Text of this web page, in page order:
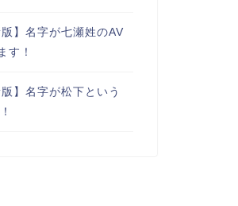
】名字が七瀬姓のAV
す！
】名字が松下という